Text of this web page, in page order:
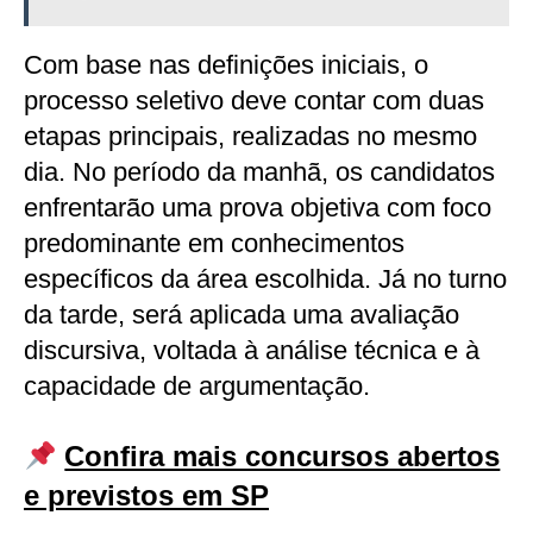
Com base nas definições iniciais, o
processo seletivo deve contar com duas
etapas principais, realizadas no mesmo
dia. No período da manhã, os candidatos
enfrentarão uma prova objetiva com foco
predominante em conhecimentos
específicos da área escolhida. Já no turno
da tarde, será aplicada uma avaliação
discursiva, voltada à análise técnica e à
capacidade de argumentação.
Confira mais concursos abertos
e previstos em SP